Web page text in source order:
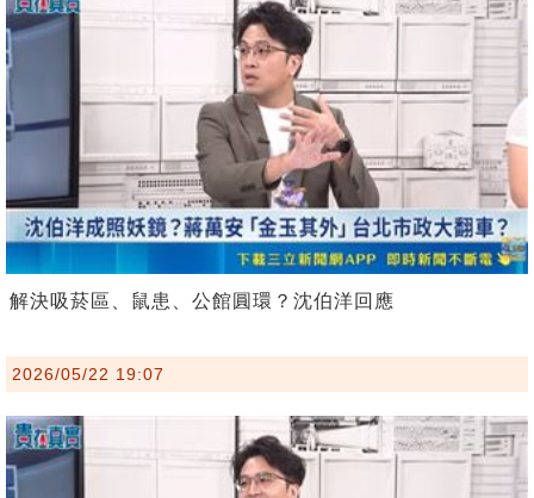
解決吸菸區、鼠患、公館圓環？沈伯洋回應
2026/05/22 19:07